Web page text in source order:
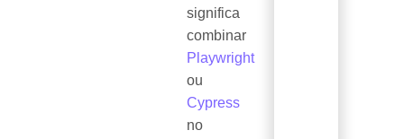
significa
combinar
Playwright
ou
Cypress
no